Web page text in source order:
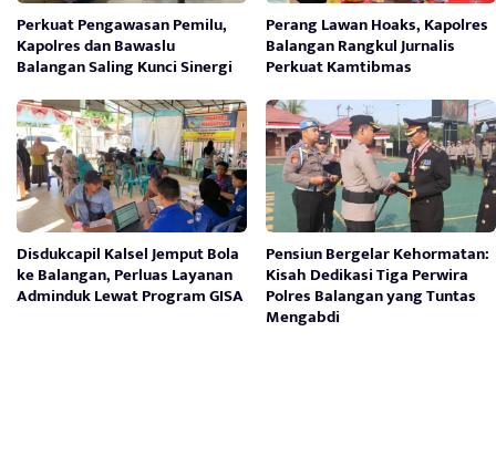
Perkuat Pengawasan Pemilu,
Kapolres dan Bawaslu
Balangan Saling Kunci Sinergi
Perang Lawan Hoaks, Kapolres
Balangan Rangkul Jurnalis
Perkuat Kamtibmas
Disdukcapil Kalsel Jemput Bola
ke Balangan, Perluas Layanan
Adminduk Lewat Program GISA
Pensiun Bergelar Kehormatan:
Kisah Dedikasi Tiga Perwira
Polres Balangan yang Tuntas
Mengabdi